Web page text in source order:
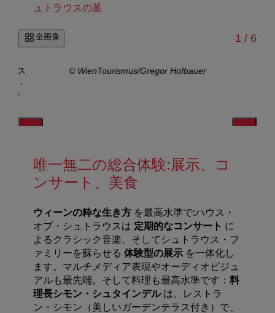
ュトラウスの墓
全画像 1 // 6
ウス
ブ・
/
© WienTourismus/Gregor Hofbauer
唯一無二の総合体験:展示、コ
ンサート、美食
ウィーンの粋な生き方 を最高水準で:ハウス・
オブ・シュトラウスは 定期的なコンサート に
よるクラシック音楽、そしてシュトラウス・フ
ァミリーを蘇らせる 体験型の展示 を一体化し
ます。マルチメディア表現やオーディオビジュ
アルも最先端。そして料理も最高水準です： 料
理長シモン・シュタインデル は、レストラ
ン・シモン（美しいガーデンテラス付き）で、